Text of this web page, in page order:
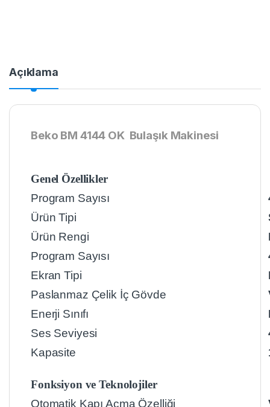
Açıklama
Beko BM 4144 OK Bulaşık Makinesi
Genel Özellikler
Program Sayısı
Ürün Tipi
Ürün Rengi
Program Sayısı
Ekran Tipi
Paslanmaz Çelik İç Gövde
Enerji Sınıfı
Ses Seviyesi
Kapasite
Fonksiyon ve Teknolojiler
Otomatik Kapı Açma Özelliği